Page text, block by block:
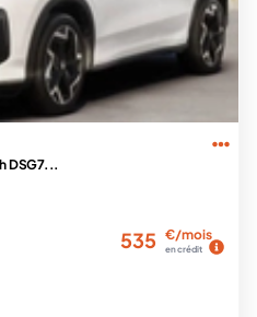
DSG7...
535 €/mois
en crédit